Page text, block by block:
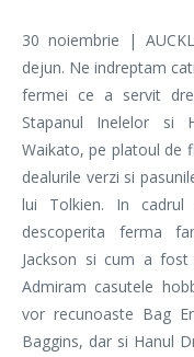
30 noiembrie |
dejun. Ne indreptam
fermei ce a servit
Stapanul Inelelor si
Waikato, pe platoul de
dealurile verzi si
lui Tolkien. In
descoperita ferma
Jackson si cum a
Admiram casutele
vor recunoaste Bag
Baggins, dar si Hanul